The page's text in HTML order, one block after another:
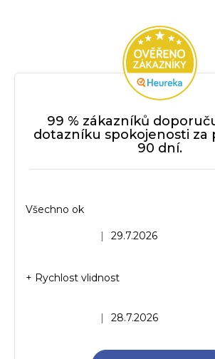
99 % zákazníků
dotazníku spokojenosti za
90 dní.
Hodnocení obchodu je 5 z 5 hvězdiček.
29.7.2026
Všechno ok
Hodnocení obchodu je 5 z 5 hvězdiček.
28.7.2026
+ Rychlost vlidnost